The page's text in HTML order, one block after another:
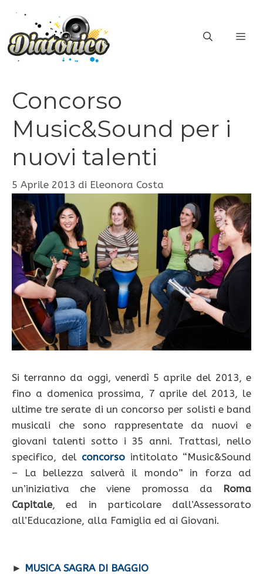
contenuto
Concorso
Music&Sound per i
nuovi talenti
5 Aprile 2013 di Eleonora Costa
Si terranno da oggi, venerdì 5 aprile del 2013, e
fino a domenica prossima, 7 aprile del 2013, le
ultime tre serate di un concorso per solisti e band
musicali che sono rappresentate da nuovi e
giovani talenti sotto i 35 anni. Trattasi, nello
specifico, del concorso intitolato “Music&Sound
– La bellezza salverà il mondo” in forza ad
un’iniziativa che viene promossa da Roma
Capitale, ed in particolare dall’Assessorato
all’Educazione, alla Famiglia ed ai Giovani.
► MUSICA SAGRA DI BAGGIO